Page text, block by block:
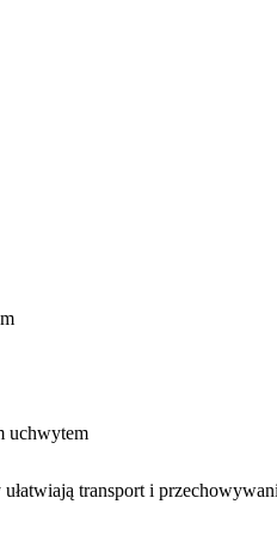
uchwytem
transport i